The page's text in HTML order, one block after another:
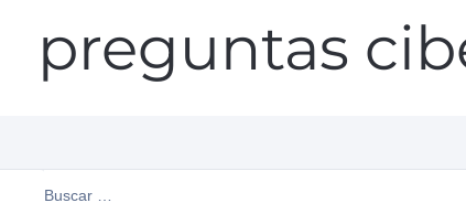
preguntas